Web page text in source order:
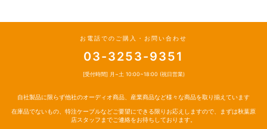
お電話でのご購入・お問い合わせ
03-3253-9351
[受付時間] 月~土 10:00~18:00 (祝日営業)
自社製品に限らず他社のオーディオ商品、産業商品など様々な商品を取り揃えています
在庫品でないもの、特注ケーブルなどご要望にできる限りお応えしますので、まずは秋葉原
店スタッフまでご連絡をお待ちしております。